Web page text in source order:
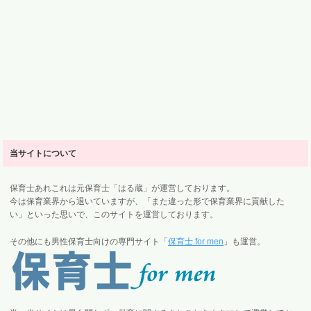
当サイトについて
保育士あれこれは元保育士「はる蔵」が運営しております。
今は保育業界から退いていますが、「また違った形で保育業界に貢献した
い」といった思いで、このサイトを運営しております。
その他にも男性保育士向けの専門サイト「保育士 for men 」も運営。